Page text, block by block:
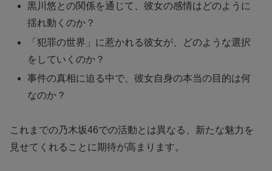
黒川悠との関係を通じて、彼女の感情はどのように
揺れ動くのか？
「犯罪の世界」に惹かれる彼女が、どのような選択
をしていくのか？
事件の真相に迫る中で、彼女自身の本当の目的は何
なのか？
これまでの乃木坂46での活動とは異なる、新たな魅力を
見せてくれることに期待が高まります。